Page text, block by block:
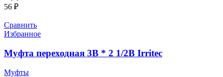
56 ₽
Сравнить
Избранное
Муфта переходная 3В * 2 1/2В Irritec
Муфты